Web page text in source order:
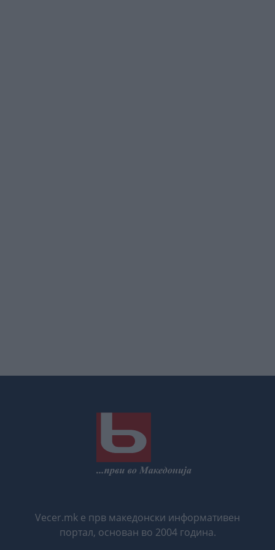
Vecer.mk е прв македонски информативен
портал, основан во 2004 година.